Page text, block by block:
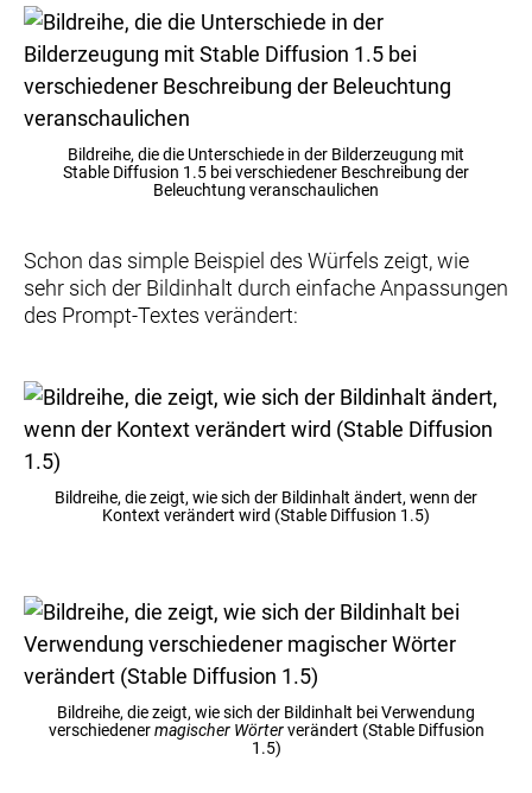
Bildreihe, die die Unterschiede in der Bilderzeugung mit
Stable Diffusion 1.5 bei verschiedener Beschreibung der
Beleuchtung veranschaulichen
Schon das simple Beispiel des Würfels zeigt, wie
sehr sich der Bildinhalt durch einfache Anpassungen
des Prompt-Textes verändert:
Bildreihe, die zeigt, wie sich der Bildinhalt ändert, wenn der
Kontext verändert wird (Stable Diffusion 1.5)
Bildreihe, die zeigt, wie sich der Bildinhalt bei Verwendung
verschiedenermagischer Wörterverändert (Stable Diffusion
1.5)